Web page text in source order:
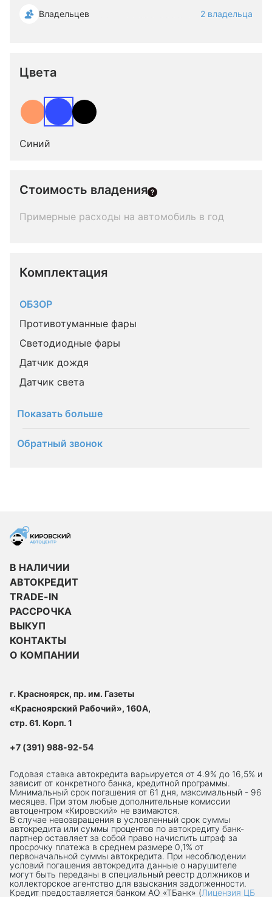
Владельцев 2 владельца
Цвета
Синий
Стоимость владения
Примерные расходы на автомобиль в год
Комплектация
ОБЗОР
Противотуманные фары
Светодиодные фары
Датчик дождя
Датчик света
Показать больше
Обратный звонок
В НАЛИЧИИ
АВТОКРЕДИТ
TRADE-IN
РАССРОЧКА
ВЫКУП
КОНТАКТЫ
О КОМПАНИИ
г. Красноярск, пр. им. Газеты
«Красноярский Рабочий», 160А,
стр. 61. Корп. 1
+7 (391) 988-92-54
Годовая ставка автокредита варьируется от 4.9% до 16,5% и
зависит от конкретного банка, кредитной программы.
Минимальный срок погашения от 61 дня, максимальный - 96
месяцев. При этом любые дополнительные комиссии
автоцентром «Кировский» не взимаются.
В случае невозвращения в условленный срок суммы
автокредита или суммы процентов по автокредиту банк-
партнер оставляет за собой право начислить штраф за
просрочку платежа в среднем размере 0,1% от
первоначальной суммы автокредита. При несоблюдении
условий погашения автокредита данные о нарушителе
могут быть переданы в специальный реестр должников и
коллекторское агентство для взыскания задолженности.
Кредит предоставляется банком АО «ТБанк» (Лицензия ЦБ